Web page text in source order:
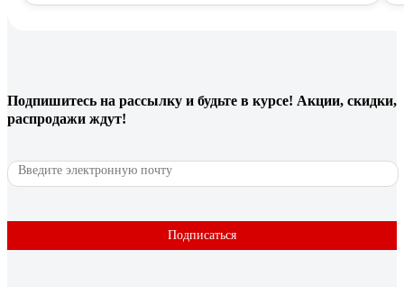
Подпишитесь на рассылку и будьте в курсе! Акции, скидки,
распродажи ждут!
Подписаться